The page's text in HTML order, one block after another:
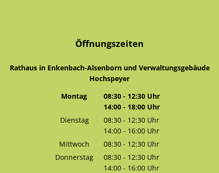
Öffnungszeiten
Rathaus in Enkenbach-Alsenborn und Verwaltungsgebäude
Hochspeyer
Montag
08:30- 12:30Uhr
Von 08:30 bis 12:30 Uhr
14:00- 18:00Uhr
Von 14:00 bis 18:00 Uhr
Dienstag 08:30 - 12:30 Uhr
Von 08:30 bis 12:30 Uhr
14:00 - 16:00 Uhr
Von 14:00 bis 16:00 Uhr
Mittwoch 08:30 - 12:30 Uhr
Von 08:30 bis 12:30 Uhr
Donnerstag 08:30 - 12:30 Uhr
Von 08:30 bis 12:30 Uhr
14:00 - 16:00 Uhr